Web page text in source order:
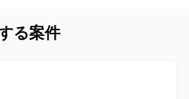
る案件